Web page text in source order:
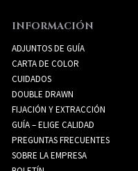
INFORMACIÓN
ADJUNTOS DE GUÍA
CARTA DE COLOR
CUIDADOS
DOUBLE DRAWN
FIJACIÓN Y EXTRACCIÓN
GUÍA – ELIGE CALIDAD
PREGUNTAS FRECUENTES
SOBRE LA EMPRESA